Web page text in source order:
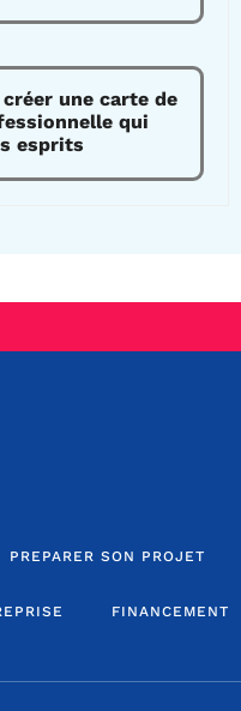
une carte de
qui
esprits
PREPARER SON PROJET
FINANCEMENT